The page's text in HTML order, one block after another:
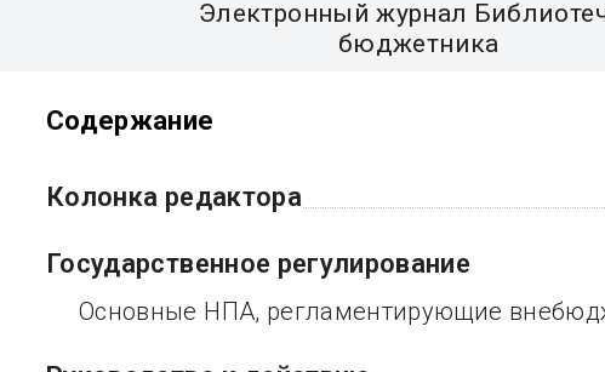
Электронный журнал
бюджетника
Содержание
Колонка редактора
Государственное регулирование
Основные НПА, регламентирующие